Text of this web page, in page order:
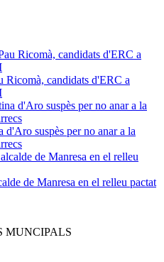
Ricomà, candidats d'ERC a
d'Aro suspès per no anar a la
de Manresa en el relleu pactat
MUNCIPALS